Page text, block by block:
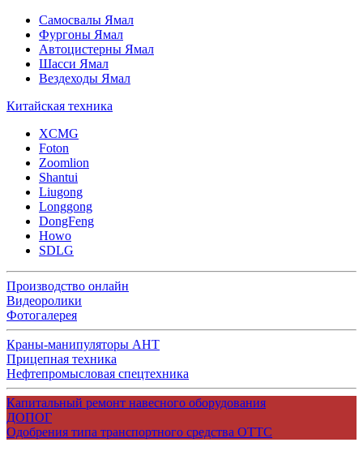
Самосвалы Ямал
Фургоны Ямал
Автоцистерны Ямал
Шасси Ямал
Вездеходы Ямал
Китайская техника
XCMG
Foton
Zoomlion
Shantui
Liugong
Longgong
DongFeng
Howo
SDLG
Производство онлайн
Видеоролики
Фотогалерея
Краны-манипуляторы АНТ
Прицепная техника
Нефтепромысловая спецтехника
Капитальный ремонт навесного оборудования
ДОПОГ
Одобрения типа транспортного средства ОТТС